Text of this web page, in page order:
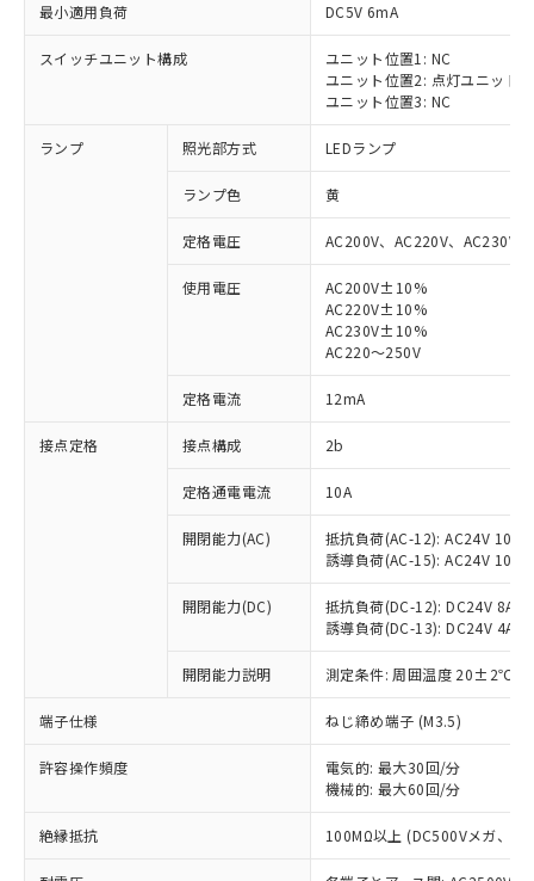
最小適用負荷 DC5V 6mA
スイッチユニット構成
ユニット位置1: NC
ユニット位置2: 点灯ユニット
ユニット位置3: NC
ランプ 照光部方式 LEDランプ
ランプ色 黄
定格電圧 AC200V、AC220V、AC230V
使用電圧
AC200V±10%
AC220V±10%
AC230V±10%
AC220～250V
定格電流 12mA
接点定格 接点構成 2b
定格通電電流 10A
開閉能力(AC)
抵抗負荷(AC-12): AC24V 10A/
誘導負荷(AC-15): AC24V
開閉能力(DC)
抵抗負荷(DC-12): DC24V 8A/
誘導負荷(DC-13): DC24V 4A/
開閉能力説明 測定条件: 周囲温度 20±2℃、
端子仕様 ねじ締め端子 (M3.5)
許容操作頻度
電気的: 最大30回/分
機械的: 最大60回/分
絶縁抵抗 100MΩ以上 (DC500Vメガ、点
以下の条件をお読みいただき、同意のうえ
本サービスは、当社制御機器事業取扱
商品の当社在庫状況および標準価格
(税抜)を提供させていただくもので
本サービスの対象外となる商品もある
ことをご了承ください。
在庫状況および標準価格照会結果は、
記載している更新日時点での社内デー
タに基づき作成されるものであり、閲
覧された時点での実際の在庫および標
対応済み：EU RoHS指令（10物質）の
非含有に対応した製品が提供可能な商品で
対応予定：EU RoHS指令（10物質）の非含
有に対応した製品に切り替える予定のある
対応予定なし：EU RoHS指令（10物質）の
非含有に非対応の商品で、対応品を出す予
調査・確認中：EU RoHS指令（10物質）の
非含有の対応状況を調査中または確認中の
非該当品：ライセンス料など無形物で、有
害物質有無と関係のない商品です。
仕入先様の事情により、非含有部品として
いたものが、含有品と判明した場合などや
むを得ず変更することがあります。
鉛(Pb) 1000ppm以下、 水銀(Hg) 1000ppm以下、 カド
六価クロム(Cr(Ⅵ)) 1000ppm以下、ポリ臭化ビフェニル
※1 中国RoHS○×表
「○」：最大均質材料含有率が中国RoHSの
基準値以下であることを示します。
「×」：最大均質材料含有率が中国RoHSの
基準値を超えていることを示します。
「－」：未確認です。当社販売部門へお問
*中国RoHS10物質の基準値 (GB/T26572)：
Pb(鉛) :1000ppm、 Hg(水銀) : 1000ppm、 Cd(カドミウ
当社は、これら貴社製品のうち、外国
為替および外国貿易法に定める商品
（以下｢規制貨物等」という）を輸出
または国外への提供する場合は、日本
国政府の輸出許可(または役務取引許
可)を取得するなどの必要な手続きを